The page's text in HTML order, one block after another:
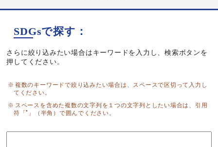
SDGsで探す：
さらに絞り込みたい場合はキーワードを入力し、検索ボタンを
押してください。
複数のキーワードで絞り込みたい場合は、スペースで区切って入力し
てください。
スペースを含めた複数の文字列を１つの文字列としたい場合は、引用
符「"」（半角）で囲んでください。